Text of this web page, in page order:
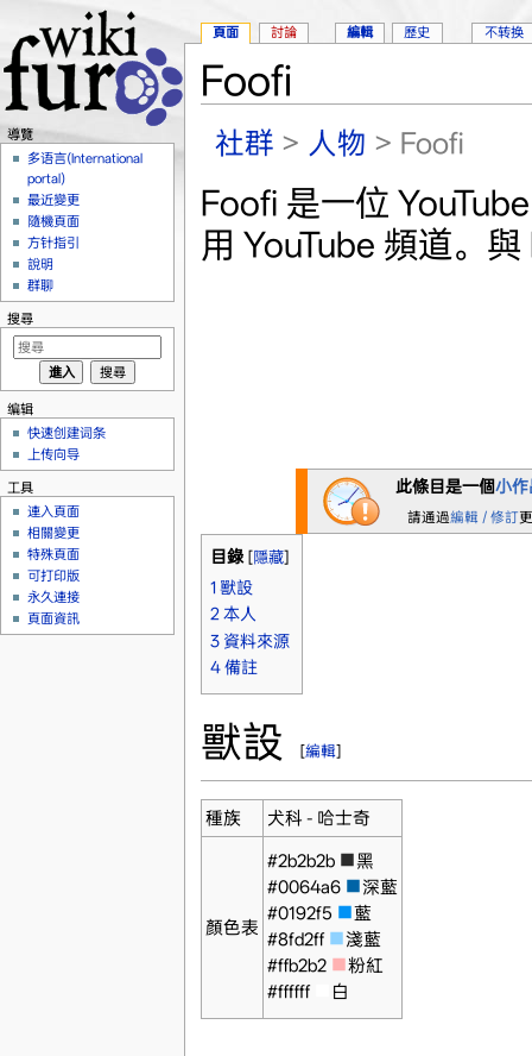
Foofi
社群 > 人物 > Foofi
Foofi 是一位
用 YouTube 頻道。
此條目是一個小作
請通過編輯 / 修訂
目錄[隱藏]
1 獸設
2 本人
3 資料來源
4 備註
獸設 [編輯]
種族 犬科 - 哈士奇
顏色表
#2b2b2b ■黑
#0064a6 ■深藍
#0192f5 ■藍
#8fd2ff ■淺藍
#ffb2b2 ■粉紅
#ffffff
白
頁面 討論 編輯 歷史 不转换
導覽
多语言(International
portal)
最近變更
隨機頁面
方针指引
說明
群聊
搜尋
编辑
快速创建词条
上传向导
工具
連入頁面
相關變更
特殊頁面
可打印版
永久連接
頁面資訊